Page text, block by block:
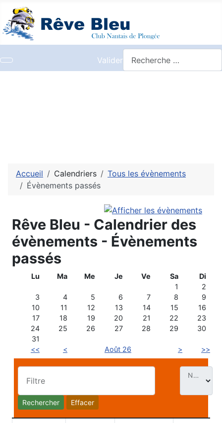
Valider
Accueil Calendriers
Tous les évènements
Évènements passés
Rêve Bleu - Calendrier des
évènements - Évènements
passés
Lu Ma Me Je Ve Sa
Di
1
2
3
4 5 6 7 8
9
10
11 12 13 14 15
16
17
18 19 20 21 22
23
24
25 26 27 28 29
30
31
<<
< Août 26 > >>
Filtre
Rechercher Effacer
Nb. Évt par page